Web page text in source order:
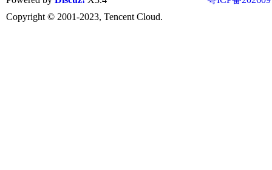
Copyright © 2001-2023, Tencent Cloud.